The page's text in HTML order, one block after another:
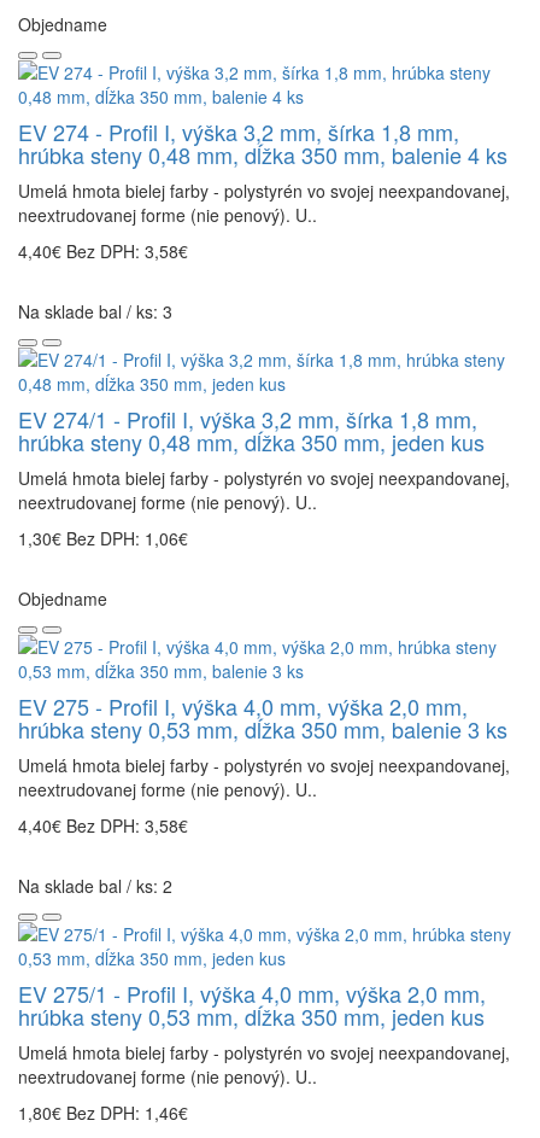
Objedname
EV 274 - Profil I, výška 3,2 mm, šírka 1,8 mm,
hrúbka steny 0,48 mm, dĺžka 350 mm, balenie 4 ks
Umelá hmota bielej farby - polystyrén vo svojej neexpandovanej,
neextrudovanej forme (nie penový). U..
4,40€ Bez DPH: 3,58€
Na sklade bal / ks: 3
EV 274/1 - Profil I, výška 3,2 mm, šírka 1,8 mm,
hrúbka steny 0,48 mm, dĺžka 350 mm, jeden kus
Umelá hmota bielej farby - polystyrén vo svojej neexpandovanej,
neextrudovanej forme (nie penový). U..
1,30€ Bez DPH: 1,06€
Objedname
EV 275 - Profil I, výška 4,0 mm, výška 2,0 mm,
hrúbka steny 0,53 mm, dĺžka 350 mm, balenie 3 ks
Umelá hmota bielej farby - polystyrén vo svojej neexpandovanej,
neextrudovanej forme (nie penový). U..
4,40€ Bez DPH: 3,58€
Na sklade bal / ks: 2
EV 275/1 - Profil I, výška 4,0 mm, výška 2,0 mm,
hrúbka steny 0,53 mm, dĺžka 350 mm, jeden kus
Umelá hmota bielej farby - polystyrén vo svojej neexpandovanej,
neextrudovanej forme (nie penový). U..
1,80€ Bez DPH: 1,46€